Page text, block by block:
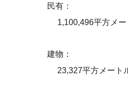
民有：
1,100,496平方メ
建物：
23,327平方メート